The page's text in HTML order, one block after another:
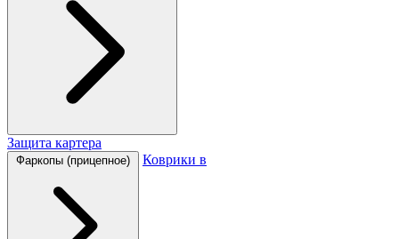
Защита картера
Фаркопы (прицепное) Коврики в